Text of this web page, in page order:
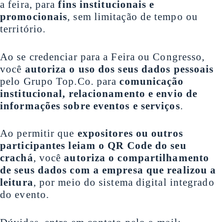
a feira, parafins institucionais e
promocionais, sem limitação de tempo ou
território.
Ao se credenciar para a Feira ou Congresso,
você autoriza o uso dos seus dados pessoais
pelo Grupo Top.Co. paracomunicação
institucional, relacionamento e envio de
informações sobre eventos e serviços.
Ao permitir que expositores ou outros
participantes leiam o QR Code do seu
crachá, vocêautoriza o compartilhamento
de seus dados com a empresa que realizou a
leitura, por meio do sistema digital integrado
do evento.